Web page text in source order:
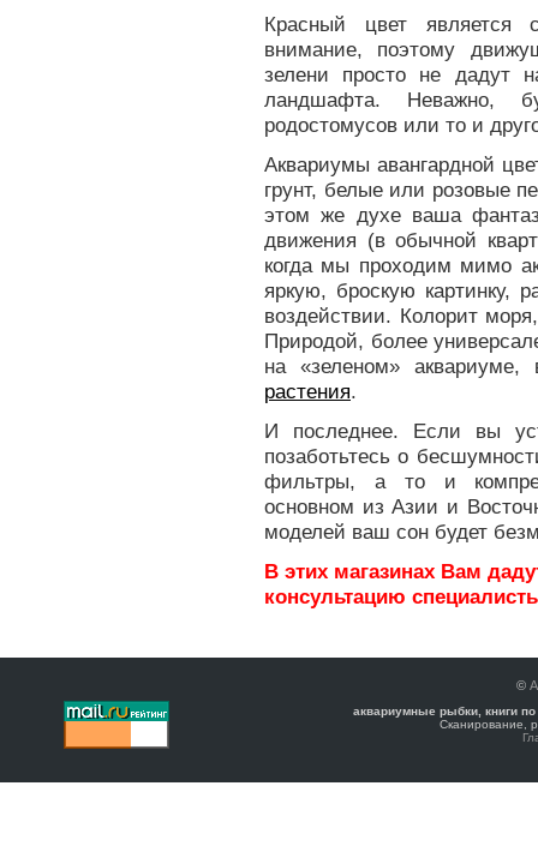
Красный цвет является
внимание, поэтому
зелени просто не дадут
ландшафта. Неважно,
родостомусов или то и
Аквариумы авангардной
грунт, белые или розовые
этом же духе ваша
движения (в обычной
когда мы проходим мимо
яркую, броскую картинку,
воздействии. Колорит
Природой, более
на «зеленом»
растения.
И последнее. Если вы
позаботьтесь о
фильтры, а то и
основном из Азии и
моделей ваш сон будет
В этих магазинах Вам
консультацию
©
аквариумные рыбки, книги
Сканирование,